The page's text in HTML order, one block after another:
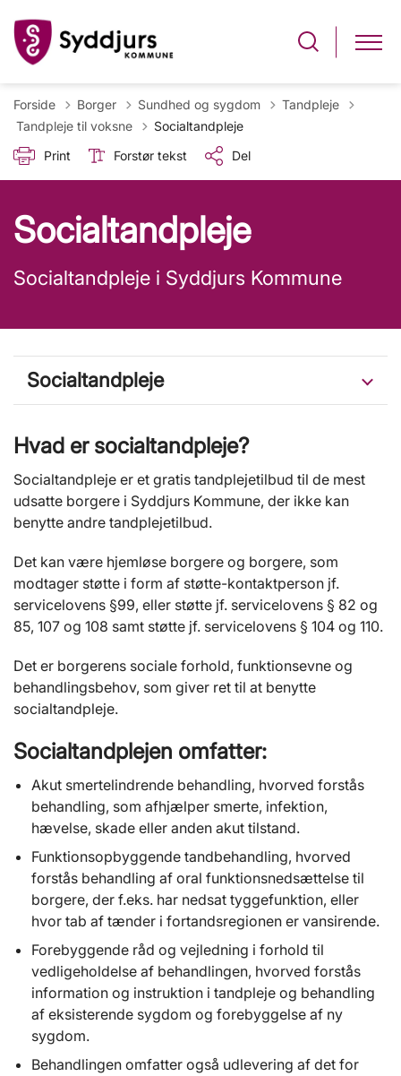
Forside Borger Sundhed og sygdom
Tandpleje
Tilbage til
Tandpleje til voksne
Socialtandpleje
Print
Forstør tekst Del
Socialtandpleje
Socialtandpleje i Syddjurs Kommune
Socialtandpleje
Hvad er socialtandpleje?
Socialtandpleje er et gratis tandplejetilbud til de mest
udsatte borgere i Syddjurs Kommune, der ikke kan
benytte andre tandplejetilbud.
Det kan være hjemløse borgere og borgere, som
modtager støtte i form af støtte-kontaktperson jf.
servicelovens §99, eller støtte jf. servicelovens § 82 og
85, 107 og 108 samt støtte jf. servicelovens § 104 og 110.
Det er borgerens sociale forhold, funktionsevne og
behandlingsbehov, som giver ret til at benytte
socialtandpleje.
Socialtandplejen omfatter:
Akut smertelindrende behandling, hvorved forstås
behandling, som afhjælper smerte, infektion,
hævelse, skade eller anden akut tilstand.
Funktionsopbyggende tandbehandling, hvorved
forstås behandling af oral funktionsnedsættelse til
borgere, der f.eks. har nedsat tyggefunktion, eller
hvor tab af tænder i fortandsregionen er vansirende.
Forebyggende råd og vejledning i forhold til
vedligeholdelse af behandlingen, hvorved forstås
information og instruktion i tandpleje og behandling
af eksisterende sygdom og forebyggelse af ny
sygdom.
Behandlingen omfatter også udlevering af det for